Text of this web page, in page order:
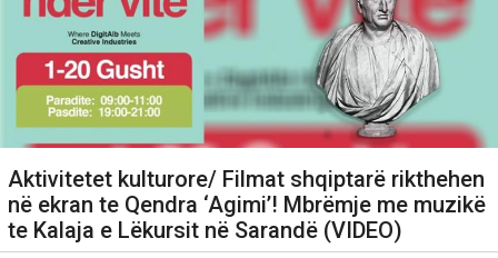
Aktivitetet kulturore/ Filmat shqiptarë rikthehen
në ekran te Qendra ‘Agimi’! Mbrëmje me muzikë
te Kalaja e Lëkursit në Sarandë (VIDEO)